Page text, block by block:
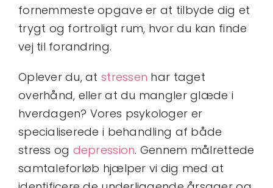
fornemmeste opgave er at tilbyde dig et
trygt og fortroligt rum, hvor du kan finde
vej til forandring.
Oplever du, atstressen har taget
overhånd, eller at du mangler glæde i
hverdagen? Vores psykologer er
specialiserede i behandling af både
stress og depression. Gennem målrettede
samtaleforløb hjælper vi dig med at